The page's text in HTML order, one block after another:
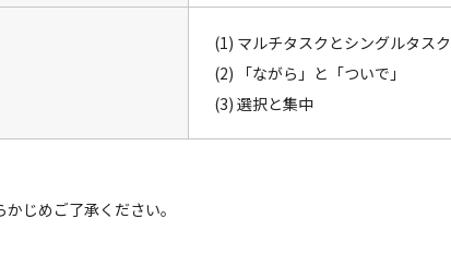
(1) マルチタスクとシングルタスク
(2) 「ながら」と「ついで」
(3) 選択と集中
じめご了承ください。